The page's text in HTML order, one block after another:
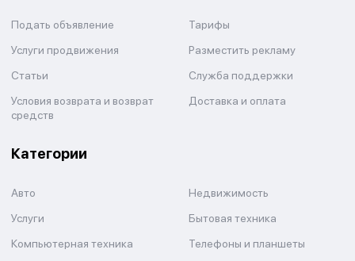
Подать объявление
Тарифы
Услуги продвижения
Разместить рекламу
Статьи
Служба поддержки
Условия возврата и возврат
средств
Доставка и оплата
Категории
Авто
Недвижимость
Услуги
Бытовая техника
Компьютерная техника
Телефоны и планшеты